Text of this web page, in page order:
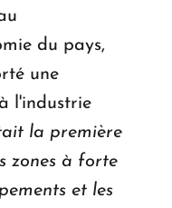
du pays,
une
l'industrie
la première
zones à forte
et les